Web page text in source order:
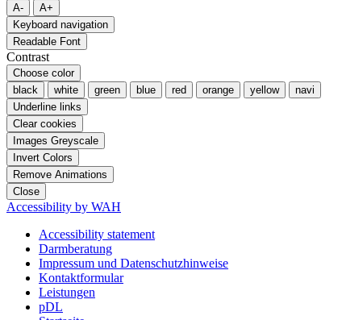
A-
A+
Keyboard navigation
Readable Font
Contrast
Choose color
black
white green blue red orange yellow
navi
Underline links
Clear cookies
Images Greyscale
Invert Colors
Remove Animations
Close
Accessibility by WAH
Accessibility statement
Darmberatung
Impressum und Datenschutzhinweise
Kontaktformular
Leistungen
pDL